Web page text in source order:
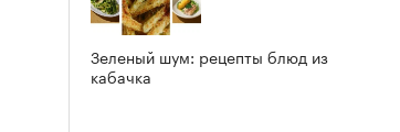
Зеленый шум: рецепты блюд из
кабачка